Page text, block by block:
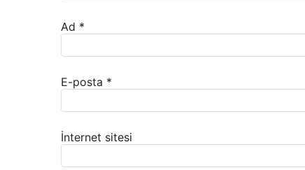
Ad *
E-posta *
İnternet sitesi